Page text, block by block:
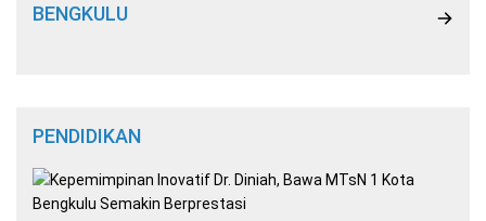
BENGKULU
PENDIDIKAN